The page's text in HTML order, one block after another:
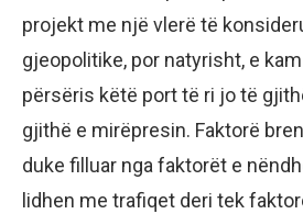
projekt me një vlerë të
gjeopolitike, por natyrisht, e
përsëris këtë port të ri jo të
gjithë e mirëpresin. Faktorë
duke filluar nga faktorët e
lidhen me trafiqet deri tek